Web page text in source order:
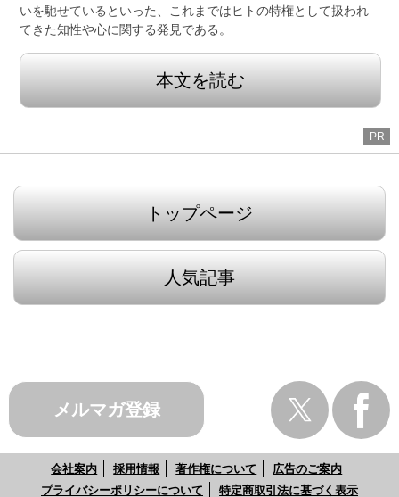
いを馳せているといった、これまではヒトの特権として扱われ
てきた知性や心に関する発見である。
本文を読む
PR
トップページ
人気記事
メルマガ登録
会社案内 採用情報 著作権について
広告のご案内
プライバシーポリシーについて
特定商取引法に基づく表示